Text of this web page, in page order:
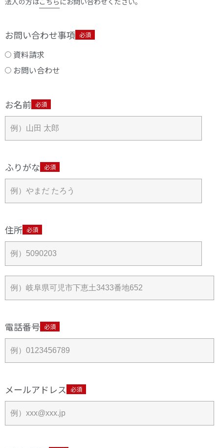
お問い合わせ事項 必須
資料請求
お問い合わせ
お名前 必須
ふりがな 必須
住所 必須
電話番号 必須
メールアドレス 必須